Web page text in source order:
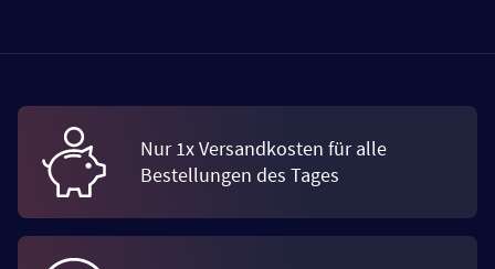
Nur 1x Versandkosten für alle
Bestellungen des Tages